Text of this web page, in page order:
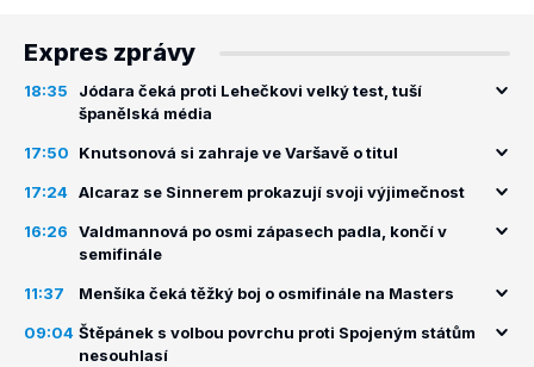
Expres zprávy
18:35
Jódara čeká proti Lehečkovi velký test, tuší
španělská média
17:50 Knutsonová si zahraje ve Varšavě o titul
17:24 Alcaraz se Sinnerem prokazují svoji výjimečnost
16:26
Valdmannová po osmi zápasech padla, končí v
semifinále
11:37 Menšíka čeká těžký boj o osmifinále na Masters
09:04 Štěpánek s volbou povrchu proti Spojeným státům
nesouhlasí